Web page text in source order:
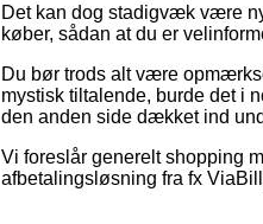
Det kan dog stadigvæk være
køber, sådan at du er
Du bør trods alt være
mystisk tiltalende, burde det i
den anden side dækket ind
Vi foreslår generelt shopping
afbetalingsløsning fra fx